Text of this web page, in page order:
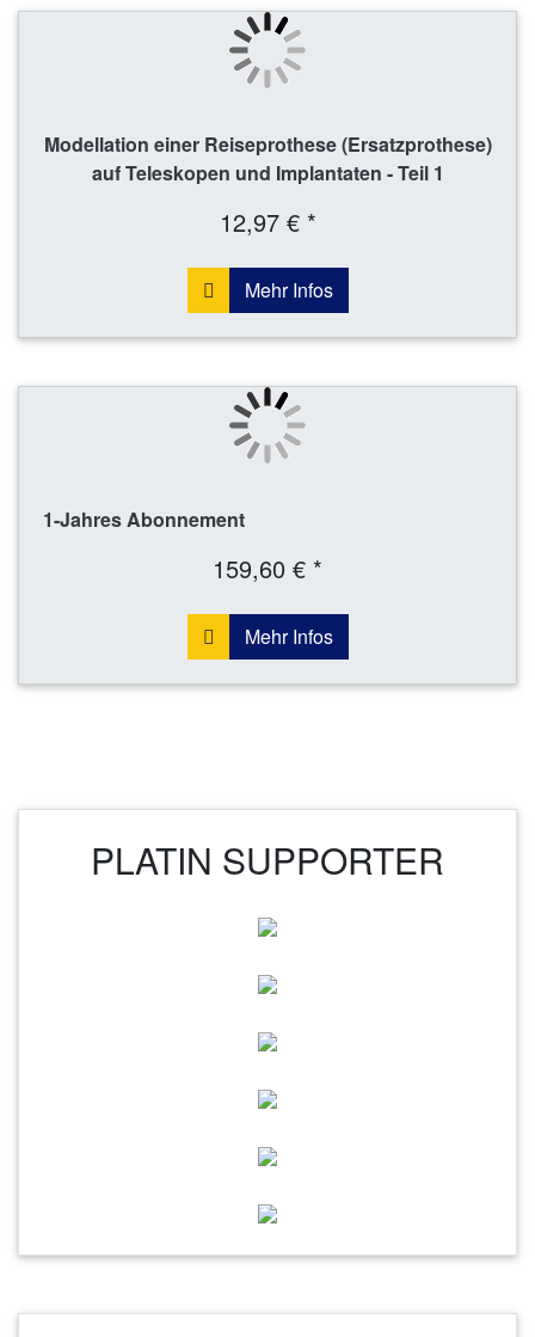
Modellation einer Reiseprothese (Ersatzprothese)
auf Teleskopen und Implantaten - Teil 1
12,97 € *
Mehr Infos
1-Jahres Abonnement
159,60 € *
Mehr Infos
PLATIN SUPPORTER